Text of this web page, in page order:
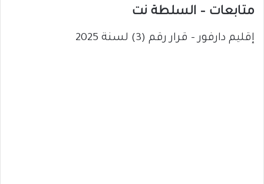
متابعات – السلطة نت
إقليم دارفور – قرار رقم (3) لسنة 2025